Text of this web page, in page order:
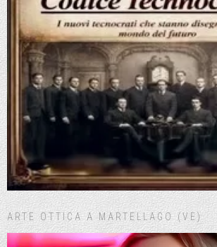
ARTE OTTICA A MARTELLAGO (VE)